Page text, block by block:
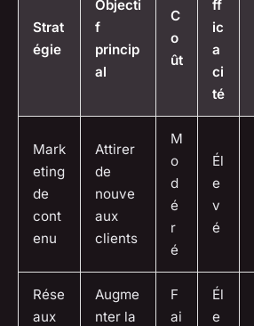
Strat
égie
Objecti
f
princip
al
C
o
ût
ff
ic
a
ci
té
Mark
eting
de
cont
enu
Attirer
de
nouve
aux
clients
M
o
d
é
r
é
Él
e
v
é
Rése
aux
Augme
nter la
F
ai
Él
e